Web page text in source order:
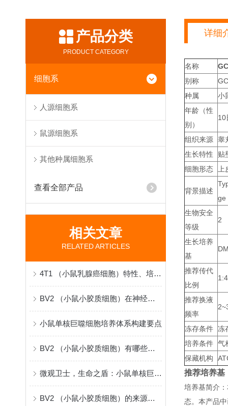
产品分类
PRODUCT CATEGORY
细胞系
人源细胞系
鼠源细胞系
其他种属细胞系
查看全部产品
相关文章
RELATED ARTICLES
4T1 （小鼠乳腺癌细胞）特性、培养与应用
BV2 （小鼠小胶质细胞）在神经科学研究中的原理与应用
小鼠单核巨噬细胞培养体系构建要点
BV2 （小鼠小胶质细胞）有哪些实际科研应用？
微观卫士，生命之盾：小鼠单核巨噬细胞的免疫使命
BV2 （小鼠小胶质细胞）的来源和功能
详细
名称
别称
种属
小
年龄（性
别）
10
组织来源 睾
生长特性
贴
细胞形态
背景描述
ge
生物安全
等级
2
生长培养
基
推荐传代
比例
推荐换液
频率
冻存条件 冻
培养条件 气
保藏机构
推荐培养基
培养基简介
态。本产品